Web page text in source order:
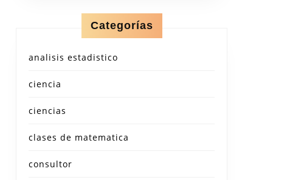
Categorías
analisis estadistico
ciencia
ciencias
clases de matematica
consultor